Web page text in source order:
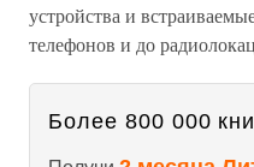
устройства и
телефонов и до
Более 800 000